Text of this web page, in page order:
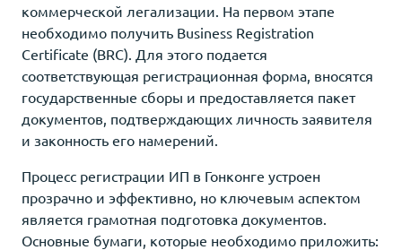
коммерческой легализации. На первом этапе
необходимо получить Business Registration
Certificate (BRC). Для этого подается
соответствующая регистрационная форма, вносятся
государственные сборы и предоставляется пакет
документов, подтверждающих личность заявителя
и законность его намерений.
Процесс регистрации ИП в Гонконге устроен
прозрачно и эффективно, но ключевым аспектом
является грамотная подготовка документов.
Основные бумаги, которые необходимо приложить: